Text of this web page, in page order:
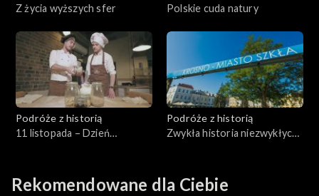
Z życia wyższych sfer
Polskie cuda natury
Podróże z historią
11 listopada – Dzień
Podróże z historią
Zwykła historia niezwykłych
Rekomendowane dla Ciebie